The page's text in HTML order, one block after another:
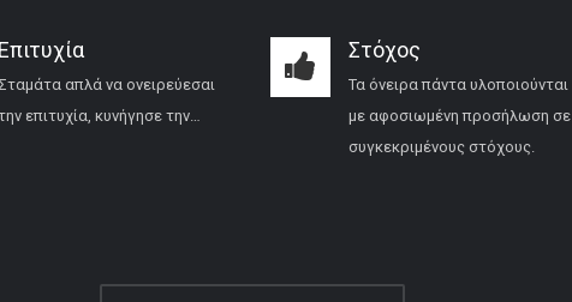
Επιτυχία
απλά να ονειρεύεσαι
επιτυχία, κυνήγησε την…
Στόχος
Τα όνειρα πάντα υλοποιούνται
με αφοσιωμένη προσήλωση σε
συγκεκριμένους στόχους.